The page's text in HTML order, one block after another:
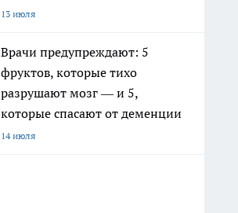
13 июля
Врачи предупреждают: 5
фруктов, которые тихо
разрушают мозг — и 5,
которые спасают от деменции
14 июля